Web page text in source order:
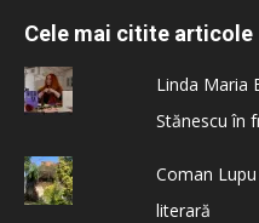
Cele mai citite articole
Linda Maria
Stănescu în
Coman
literară